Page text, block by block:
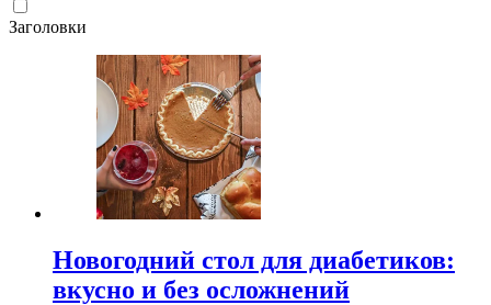
Заголовки
Новогодний стол для диабетиков:
вкусно и без осложнений